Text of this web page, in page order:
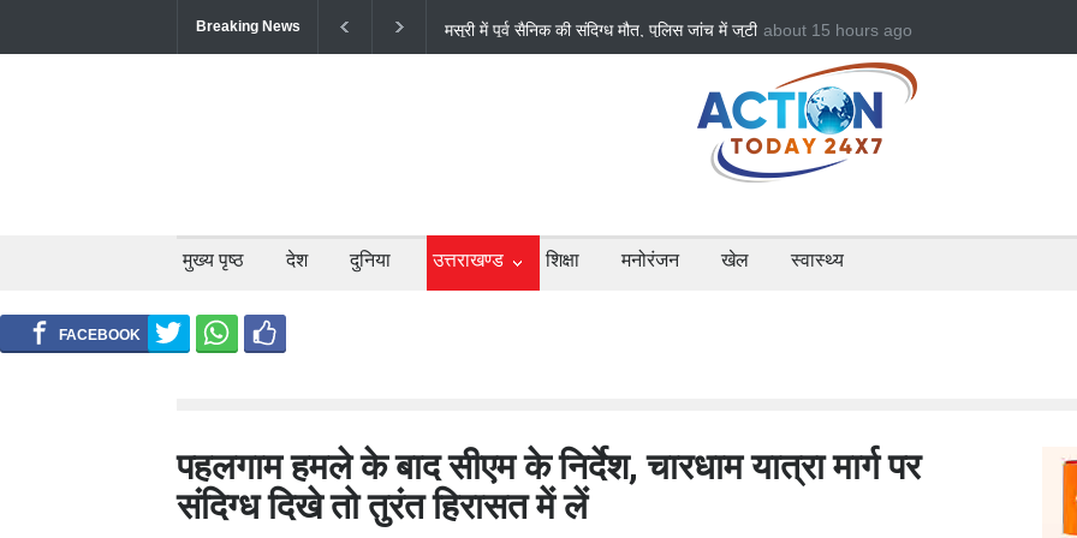
Breaking News
अल्मोड़ा के गांव से आसमान तक: रवि टम्टा ने तैयार किया पर्सनल फ्लाइंग व्हीकल,
सफल ट्रायल से मची चर्चा
CM धामी का बड़ा
पेंशन राशि जारी
मुख्य पृष्ठ देश दुनिया उत्तराखण्ड शिक्षा मनोरंजन खेल स्वास्थ्य
पहलगाम हमले के बाद सीएम के निर्देश, चारधाम यात्रा मार्ग पर
संदिग्ध दिखे तो तुरंत हिरासत में लें